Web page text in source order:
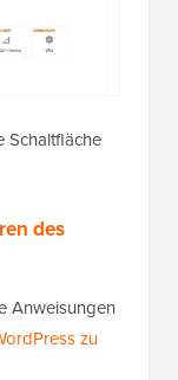
Schaltfläche
des
Anweisungen
zu